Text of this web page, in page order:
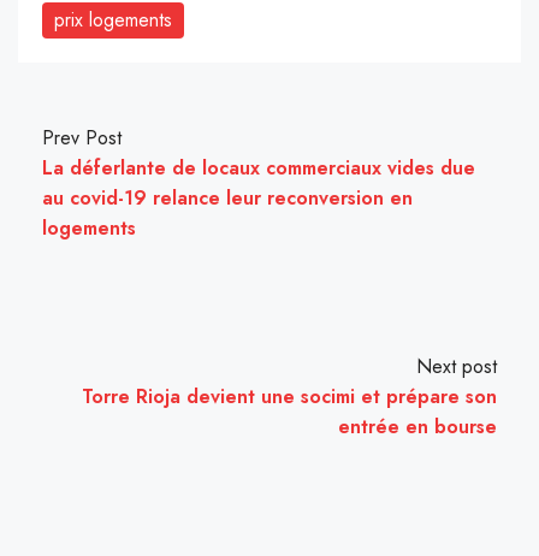
prix logements
Prev Post
La déferlante de locaux commerciaux vides due
au covid-19 relance leur reconversion en
logements
Next post
Torre Rioja devient une socimi et prépare son
entrée en bourse